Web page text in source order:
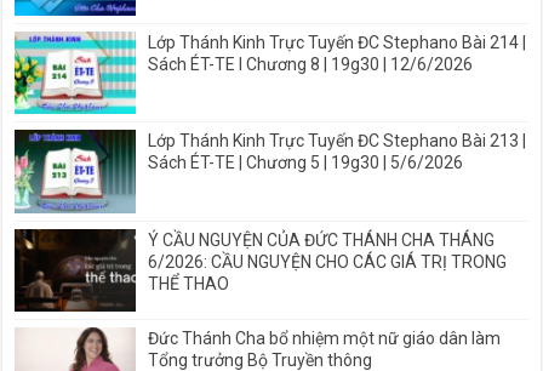
Lớp Thánh Kinh Trực Tuyến ĐC Stephano Bài 214 |
Sách ÉT-TE I Chương 8 | 19g30 | 12/6/2026
Lớp Thánh Kinh Trực Tuyến ĐC Stephano Bài 213 |
Sách ÉT-TE | Chương 5 | 19g30 | 5/6/2026
Ý CẦU NGUYỆN CỦA ĐỨC THÁNH CHA THÁNG
6/2026: CẦU NGUYỆN CHO CÁC GIÁ TRỊ TRONG
THỂ THAO
Đức Thánh Cha bổ nhiệm một nữ giáo dân làm
Tổng trưởng Bộ Truyền thông